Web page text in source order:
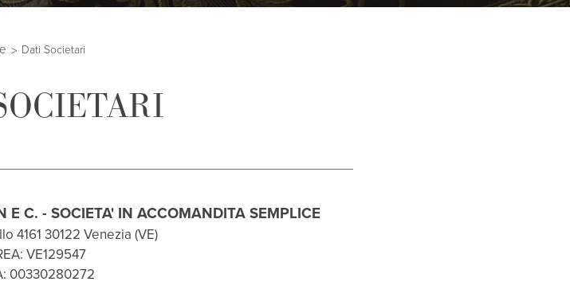
Dati Societari
E C. - SOCIETA' IN ACCOMANDITA SEMPLICE
4161 30122 Venezia (VE)
VE129547
00330280272